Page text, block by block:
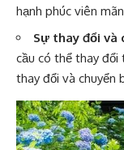
hạnh phúc viên
Sự thay đổi và
cầu có thể thay
thay đổi và chuyển